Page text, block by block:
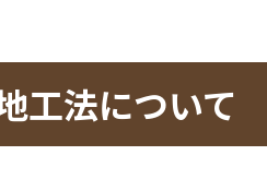
工法について